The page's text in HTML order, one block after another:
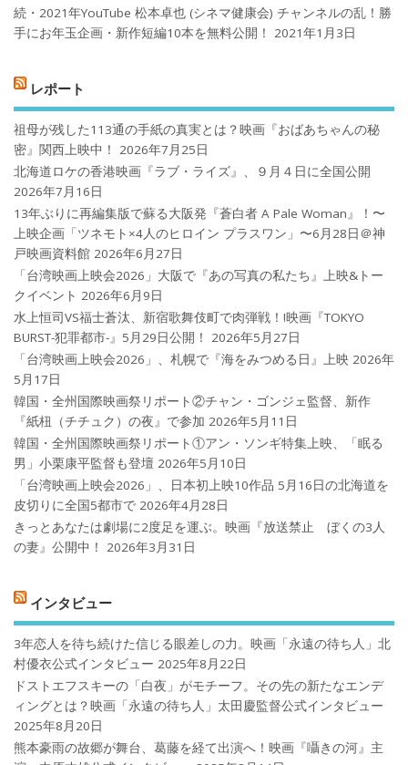
続・2021年YouTube 松本卓也 (シネマ健康会) チャンネルの乱！勝
手にお年玉企画・新作短編10本を無料公開！
2021年1月3日
レポート
祖母が残した113通の手紙の真実とは？映画『おばあちゃんの秘
密』関西上映中！
2026年7月25日
北海道ロケの香港映画『ラブ・ライズ』、９月４日に全国公開
2026年7月16日
13年ぶりに再編集版で蘇る大阪発『蒼白者 A Pale Woman』！〜
上映企画「ツネモト×4人のヒロイン プラスワン」〜6月28日＠神
戸映画資料館 2026年6月27日
「台湾映画上映会2026」大阪で『あの写真の私たち』上映&トー
クイベント 2026年6月9日
水上恒司VS福士蒼汰、新宿歌舞伎町で肉弾戦！!映画『TOKYO
BURST-犯罪都市-』5月29日公開！
2026年5月27日
「台湾映画上映会2026」、札幌で『海をみつめる日』上映 2026年
5月17日
韓国・全州国際映画祭リポート②チャン・ゴンジェ監督、新作
『紙杻（チチュク）の夜』で参加 2026年5月11日
韓国・全州国際映画祭リポート①アン・ソンギ特集上映、「眠る
男」小栗康平監督も登壇 2026年5月10日
「台湾映画上映会2026」、日本初上映10作品 5月16日の北海道を
皮切りに全国5都市で 2026年4月28日
きっとあなたは劇場に2度足を運ぶ。映画『放送禁止 ぼくの3人
の妻』公開中！
2026年3月31日
インタビュー
3年恋人を待ち続けた信じる眼差しの力。映画「永遠の待ち人」北
村優衣公式インタビュー 2025年8月22日
ドストエフスキーの「白夜」がモチーフ。その先の新たなエンデ
ィングとは？映画「永遠の待ち人」太田慶監督公式インタビュー
2025年8月20日
熊本豪雨の故郷が舞台、葛藤を経て出演へ！映画『囁きの河』主